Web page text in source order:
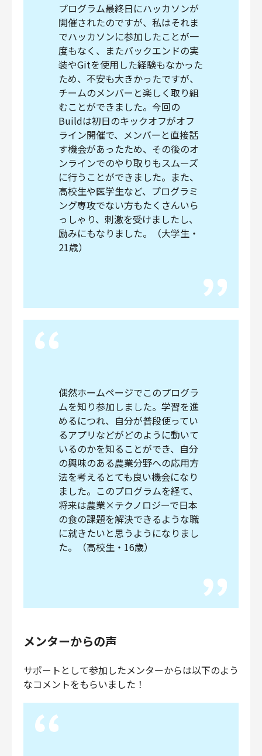
プログラム最終日にハッカソンが
開催されたのですが、私はそれま
でハッカソンに参加したことが一
度もなく、またバックエンドの実
装やGitを使用した経験もなかった
ため、不安も大きかったですが、
チームのメンバーと楽しく取り組
むことができました。今回の
Buildは初日のキックオフがオフ
ライン開催で、メンバーと直接話
す機会があったため、その後のオ
ンラインでのやり取りもスムーズ
に行うことができました。また、
高校生や医学生など、プログラミ
ング専攻でない方もたくさんいら
っしゃり、刺激を受けましたし、
励みにもなりました。（大学生・
21歳）
偶然ホームページでこのプログラ
ムを知り参加しました。学習を進
めるにつれ、自分が普段使ってい
るアプリなどがどのように動いて
いるのかを知ることができ、自分
の興味のある農業分野への応用方
法を考えるとても良い機会になり
ました。このプログラムを経て、
将来は農業×テクノロジーで日本
の食の課題を解決できるような職
に就きたいと思うようになりまし
た。（高校生・16歳）
メンターからの声
サポートとして参加したメンターからは以下のよう
なコメントをもらいました！